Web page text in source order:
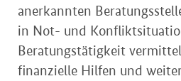
anerkannten
in Not- und
Beratungstätigkeit
finanzielle Hilfen und